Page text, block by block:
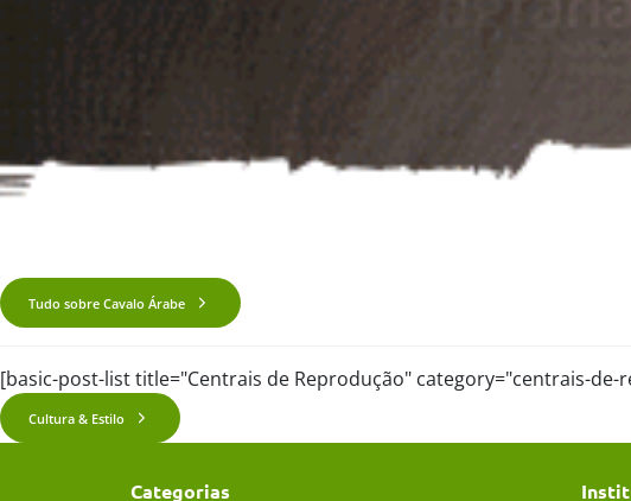
Tudo sobre Cavalo Árabe
[basic-post-list title="Centrais de Reprodução" category="centrais-de-
Cultura & Estilo
Categorias